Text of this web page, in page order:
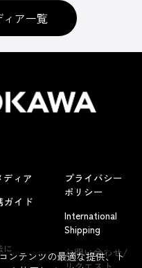
よくあるお問い合わせ
ィア一覧
ディア
ガイド
プライバシー
ポリシー
International
Shipping
お問い合わせ/
ンテンツの最適な提供、ト